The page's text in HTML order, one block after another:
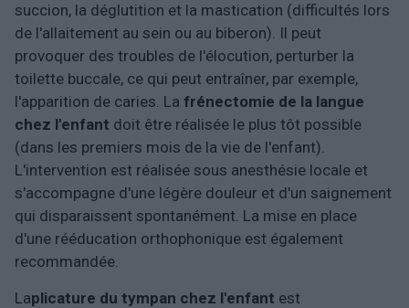
succion, la déglutition et la mastication (difficultés lors
de l'allaitement au sein ou au biberon). Il peut
provoquer des troubles de l'élocution, perturber la
toilette buccale, ce qui peut entraîner, par exemple,
l'apparition de caries. La frénectomie de la langue
chez l'enfant doit être réalisée le plus tôt possible
(dans les premiers mois de la vie de l'enfant).
L'intervention est réalisée sous anesthésie locale et
s'accompagne d'une légère douleur et d'un saignement
qui disparaissent spontanément. La mise en place
d'une rééducation orthophonique est également
recommandée.
Laplicature du tympan chez l'enfant est